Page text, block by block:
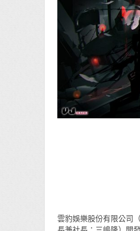
雲豹娛樂股份有限公司